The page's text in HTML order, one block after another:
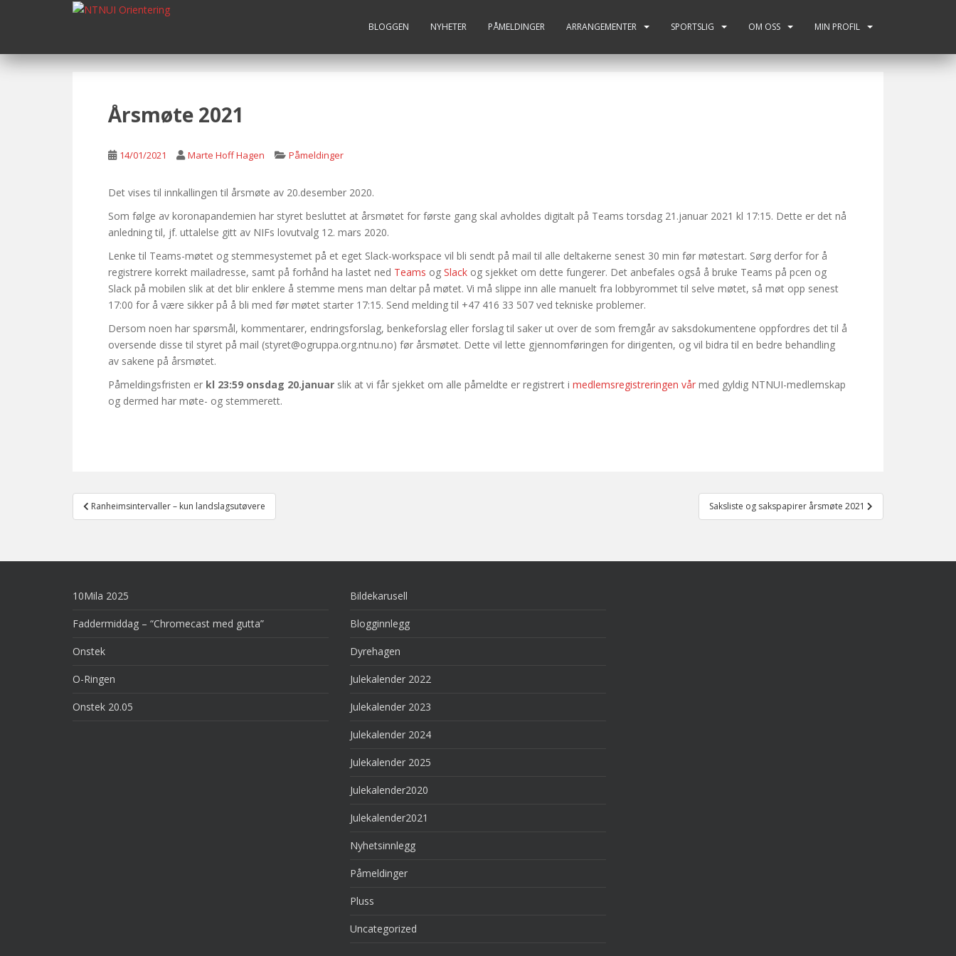
p
BLOGGEN NYHETER PÅMELDINGER ARRANGEMENTER SPORTSLIG OM OSS MIN PROFIL
Årsmøte 2021
14/01/2021 Marte Hoff Hagen Påmeldinger
Det vises til innkallingen til årsmøte av 20.desember 2020.
Som følge av koronapandemien har styret besluttet at årsmøtet for første gang skal avholdes digitalt på Teams torsdag 21.januar 2021 kl 17:15. Dette er det nå
anledning til, jf. uttalelse gitt av NIFs lovutvalg 12. mars 2020.
Lenke til Teams-møtet og stemmesystemet på et eget Slack-workspace vil bli sendt på mail til alle deltakerne senest 30 min før møtestart. Sørg derfor for å
registrere korrekt mailadresse, samt på forhånd ha lastet ned Teams og Slack og sjekket om dette fungerer. Det anbefales også å bruke Teams på pcen og
Slack på mobilen slik at det blir enklere å stemme mens man deltar på møtet. Vi må slippe inn alle manuelt fra lobbyrommet til selve møtet, så møt opp senest
17:00 for å være sikker på å bli med før møtet starter 17:15. Send melding til +47 416 33 507 ved tekniske problemer.
Dersom noen har spørsmål, kommentarer, endringsforslag, benkeforslag eller forslag til saker ut over de som fremgår av saksdokumentene oppfordres det til å
oversende disse til styret på mail (styret@ogruppa.org.ntnu.no) før årsmøtet. Dette vil lette gjennomføringen for dirigenten, og vil bidra til en bedre behandling
av sakene på årsmøtet.
Påmeldingsfristen er kl 23:59 onsdag 20.januar slik at vi får sjekket om alle påmeldte er registrert i medlemsregistreringen vår med gyldig NTNUI-medlemskap
og dermed har møte- og stemmerett.
Post
navigation
Ranheimsintervaller – kun landslagsutøvere Saksliste og sakspapirer årsmøte 2021
10Mila 2025
Faddermiddag – “Chromecast med gutta”
Onstek
O-Ringen
Onstek 20.05
Bildekarusell
Blogginnlegg
Dyrehagen
Julekalender 2022
Julekalender 2023
Julekalender 2024
Julekalender 2025
Julekalender2020
Julekalender2021
Nyhetsinnlegg
Påmeldinger
Pluss
Uncategorized